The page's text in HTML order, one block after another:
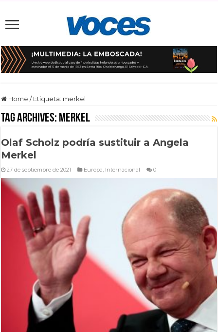
Home / Etiqueta: merkel
Tag Archives: merkel
Olaf Scholz podría sustituir a Angela
Merkel
27 de septiembre de 2021 Europa, Internacional 0